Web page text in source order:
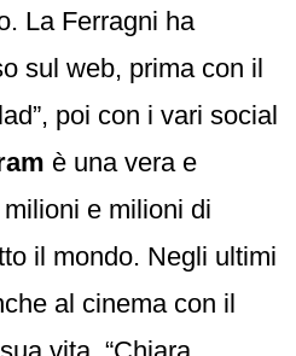
La Ferragni ha
sul web, prima con il
poi con i vari social
è una vera e
e milioni di
il mondo. Negli ultimi
al cinema con il